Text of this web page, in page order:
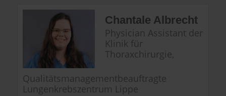
Chantale Albrecht
Physician Assistant der
Klinik für
Thoraxchirurgie,
Qualitätsmanagementbeauftragte
Lungenkrebszentrum Lippe